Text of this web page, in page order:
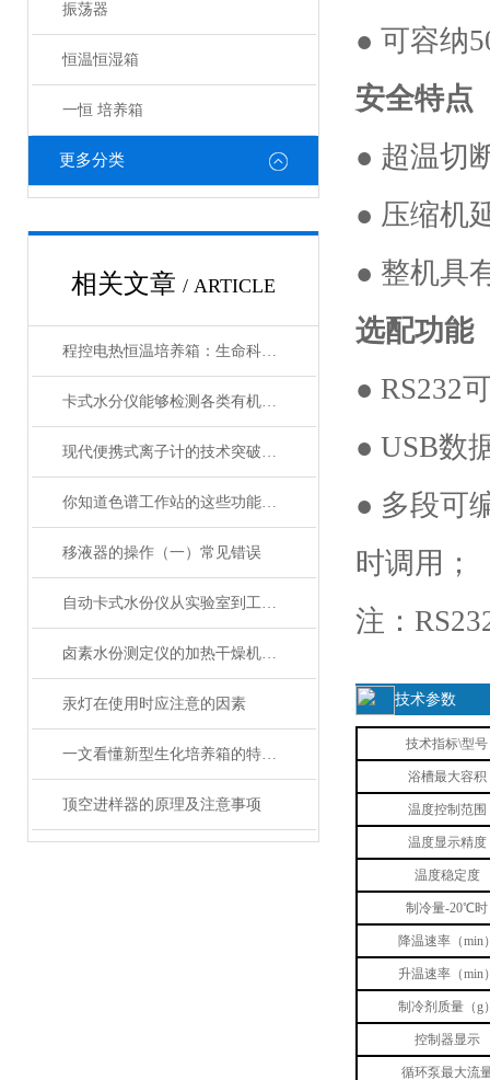
振荡器
恒温恒湿箱
一恒 培养箱
更多分类
相关文章 / ARTICLE
程控电热恒温培养箱：生命科学与研究的“智能孵化管家”
卡式水分仪能够检测各类有机及无机固体
现代便携式离子计的技术突破体现在三大维度
你知道色谱工作站的这些功能吗？
移液器的操作（一）常见错误
自动卡式水份仪从实验室到工业生产的广泛应用
卤素水份测定仪的加热干燥机理与数据校准技术应用
汞灯在使用时应注意的因素
一文看懂新型生化培养箱的特点和操作流程
顶空进样器的原理及注意事项
● 可容纳
安全特点
● 超温切
● 压缩机
● 整机具
选配功能
● RS232
● USB数
● 多段可
时调用；
注：
技术参数
技术指标\型号
浴槽最大容积
温度控制范围
温度显示精度
温度稳定度
制冷量-20℃时
降温速率（min
升温速率（min
制冷剂质量（g
控制器显示
循环泵最大流